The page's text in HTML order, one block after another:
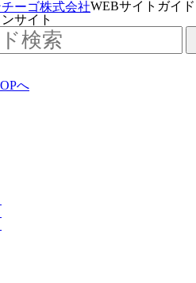
WEBサイトガイ
サイト
へ